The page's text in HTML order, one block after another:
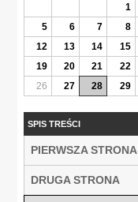
1
5
6 7 8
12
13 14 15
19
20 21 22
26
27 28 29
SPIS TREŚCI
PIERWSZA STRONA
DRUGA STRONA